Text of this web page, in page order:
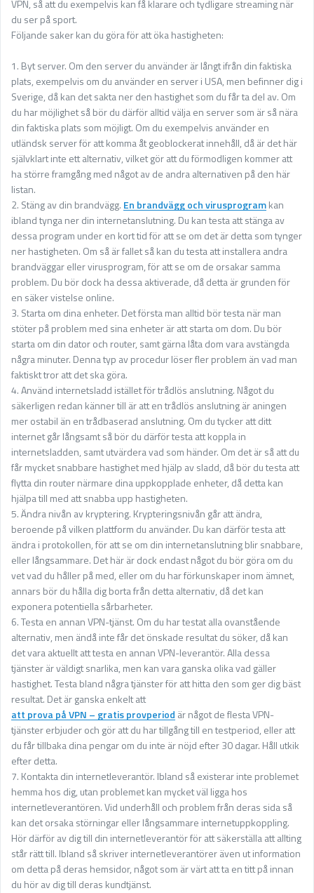
Registera
VPN, så att du exempelvis kan få klarare och tydligare streaming när
du ser på sport.
Följande saker kan du göra för att öka hastigheten:
1. Byt server. Om den server du använder är långt ifrån din faktiska
plats, exempelvis om du använder en server i USA, men befinner dig i
Sverige, då kan det sakta ner den hastighet som du får ta del av. Om
du har möjlighet så bör du därför alltid välja en server som är så nära
din faktiska plats som möjligt. Om du exempelvis använder en
utländsk server för att komma åt geoblockerat innehåll, då är det här
självklart inte ett alternativ, vilket gör att du förmodligen kommer att
ha större framgång med något av de andra alternativen på den här
listan.
2. Stäng av din brandvägg. En brandvägg och virusprogramkan
ibland tynga ner din internetanslutning. Du kan testa att stänga av
dessa program under en kort tid för att se om det är detta som tynger
ner hastigheten. Om så är fallet så kan du testa att installera andra
brandväggar eller virusprogram, för att se om de orsakar samma
problem. Du bör dock ha dessa aktiverade, då detta är grunden för
en säker vistelse online.
3. Starta om dina enheter. Det första man alltid bör testa när man
stöter på problem med sina enheter är att starta om dom. Du bör
starta om din dator och router, samt gärna låta dom vara avstängda
några minuter. Denna typ av procedur löser fler problem än vad man
faktiskt tror att det ska göra.
4. Använd internetsladd istället för trådlös anslutning. Något du
säkerligen redan känner till är att en trådlös anslutning är aningen
mer ostabil än en trådbaserad anslutning. Om du tycker att ditt
internet går långsamt så bör du därför testa att koppla in
internetsladden, samt utvärdera vad som händer. Om det är så att du
får mycket snabbare hastighet med hjälp av sladd, då bör du testa att
flytta din router närmare dina uppkopplade enheter, då detta kan
hjälpa till med att snabba upp hastigheten.
5. Ändra nivån av kryptering. Krypteringsnivån går att ändra,
beroende på vilken plattform du använder. Du kan därför testa att
ändra i protokollen, för att se om din internetanslutning blir snabbare,
eller långsammare. Det här är dock endast något du bör göra om du
vet vad du håller på med, eller om du har förkunskaper inom ämnet,
annars bör du hålla dig borta från detta alternativ, då det kan
exponera potentiella sårbarheter.
6. Testa en annan VPN-tjänst. Om du har testat alla ovanstående
alternativ, men ändå inte får det önskade resultat du söker, då kan
det vara aktuellt att testa en annan VPN-leverantör. Alla dessa
tjänster är väldigt snarlika, men kan vara ganska olika vad gäller
hastighet. Testa bland några tjänster för att hitta den som ger dig bäst
resultat. Det är ganska enkelt att
att prova på VPN – gratis provperiod är något de flesta VPN-
tjänster erbjuder och gör att du har tillgång till en testperiod, eller att
du får tillbaka dina pengar om du inte är nöjd efter 30 dagar. Håll utkik
efter detta.
7. Kontakta din internetleverantör. Ibland så existerar inte problemet
hemma hos dig, utan problemet kan mycket väl ligga hos
internetleverantören. Vid underhåll och problem från deras sida så
kan det orsaka störningar eller långsammare internetuppkoppling.
Hör därför av dig till din internetleverantör för att säkerställa att allting
står rätt till. Ibland så skriver internetleverantörer även ut information
om detta på deras hemsidor, något som är värt att ta en titt på innan
du hör av dig till deras kundtjänst.